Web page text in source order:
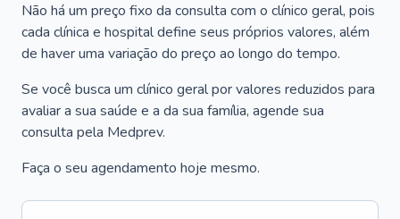
Não há um preço fixo da consulta com o clínico geral, pois
cada clínica e hospital define seus próprios valores, além
de haver uma variação do preço ao longo do tempo.
Se você busca um clínico geral por valores reduzidos para
avaliar a sua saúde e a da sua família, agende sua
consulta pela Medprev.
Faça o seu agendamento hoje mesmo.